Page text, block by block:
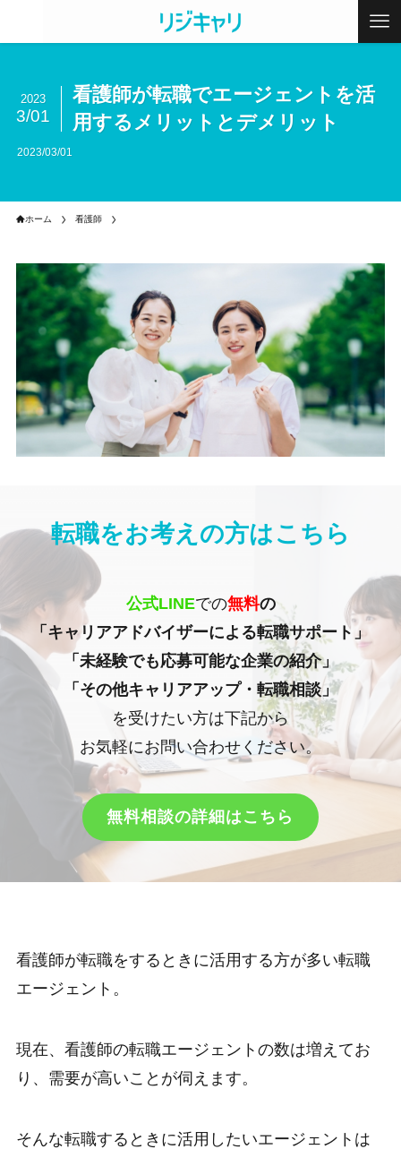
看護師が転職でエージェントを活
用するメリットとデメリット
2023
3/01
2023/03/01
ホーム 看護師
転職をお考えの方はこちら
公式LINEでの無料の
「キャリアアドバイザーによる転職サポート」
「未経験でも応募可能な企業の紹介」
「その他キャリアアップ・転職相談」
を受けたい方は下記から
お気軽にお問い合わせください。
無料相談の詳細はこちら
看護師が転職をするときに活用する方が多い転職
エージェント。
現在、看護師の転職エージェントの数は増えてお
り、需要が高いことが伺えます。
そんな転職するときに活用したいエージェントは